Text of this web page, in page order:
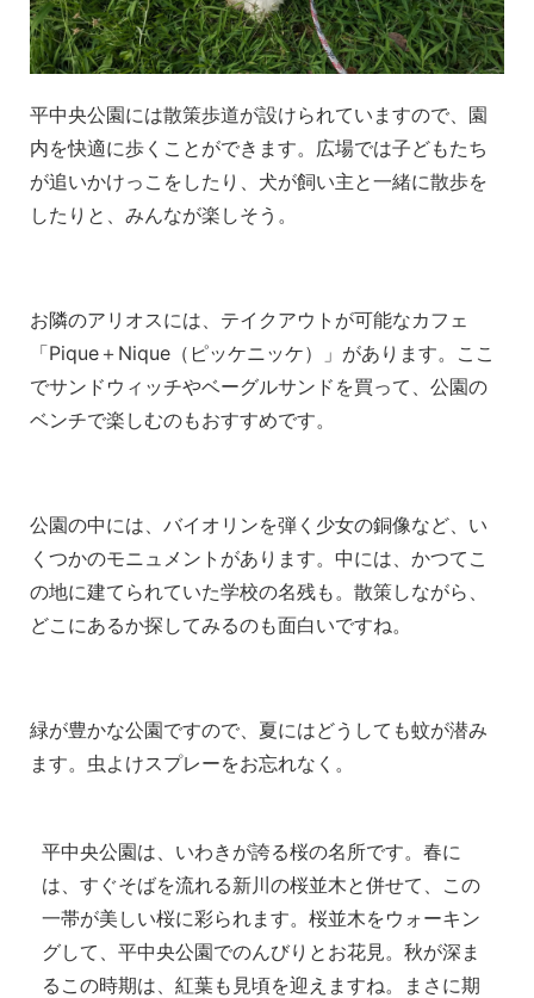
平中央公園には散策歩道が設けられていますので、園
内を快適に歩くことができます。広場では子どもたち
が追いかけっこをしたり、犬が飼い主と一緒に散歩を
したりと、みんなが楽しそう。
お隣のアリオスには、テイクアウトが可能なカフェ
「Pique＋Nique（ピッケニッケ）」があります。ここ
でサンドウィッチやベーグルサンドを買って、公園の
ベンチで楽しむのもおすすめです。
公園の中には、バイオリンを弾く少女の銅像など、い
くつかのモニュメントがあります。中には、かつてこ
の地に建てられていた学校の名残も。散策しながら、
どこにあるか探してみるのも面白いですね。
緑が豊かな公園ですので、夏にはどうしても蚊が潜み
ます。虫よけスプレーをお忘れなく。
平中央公園は、いわきが誇る桜の名所です。春に
は、すぐそばを流れる新川の桜並木と併せて、この
一帯が美しい桜に彩られます。桜並木をウォーキン
グして、平中央公園でのんびりとお花見。秋が深ま
るこの時期は、紅葉も見頃を迎えますね。まさに期